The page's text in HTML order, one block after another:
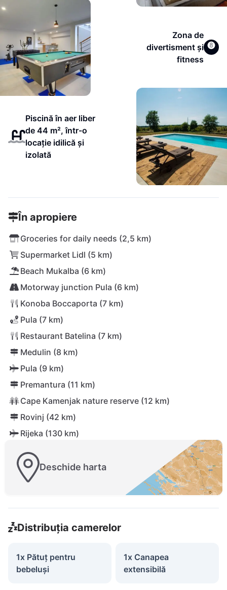
Zona de
divertisment și
fitness
Piscină în aer liber
de 44 m², într-o
locație idilică și
izolată
În apropiere
Groceries for daily needs (2,5 km)
Supermarket Lidl (5 km)
Beach Mukalba (6 km)
Motorway junction Pula (6 km)
Konoba Boccaporta (7 km)
Pula (7 km)
Restaurant Batelina (7 km)
Medulin (8 km)
Pula (9 km)
Premantura (11 km)
Cape Kamenjak nature reserve (12 km)
Rovinj (42 km)
Rijeka (130 km)
Deschide harta
Distribuția camerelor
1x Pătuț pentru
bebeluși
1x Canapea
extensibilă